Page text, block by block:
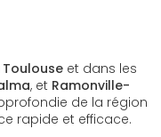
Toulouse et dans les
, et Ramonville-
de la région
rapide et efficace.